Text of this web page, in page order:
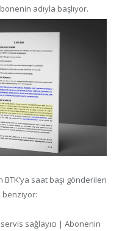
adıyla başlıyor.
saat başı gönderilen
benziyor:
sağlayıcı | Abonenin